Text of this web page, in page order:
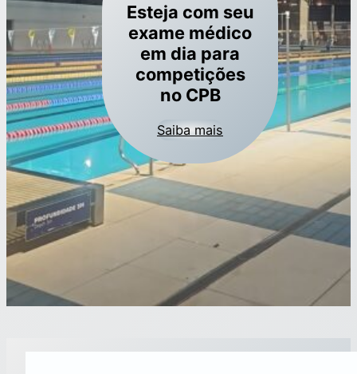
Esteja com seu
exame médico
em dia para
competições
no CPB
Saiba mais